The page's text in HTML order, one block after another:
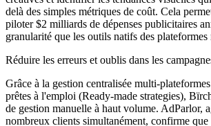
delà des simples métriques de coût. Cela
piloter $2 milliards de dépenses publicitaires
granularité que les outils natifs des
Réduire les erreurs et oublis dans les
Grâce à la gestion centralisée multi-
prêtes à l'emploi (Ready-made strategies),
de gestion manuelle à haut volume. AdParlor,
nombreux clients simultanément, confirme